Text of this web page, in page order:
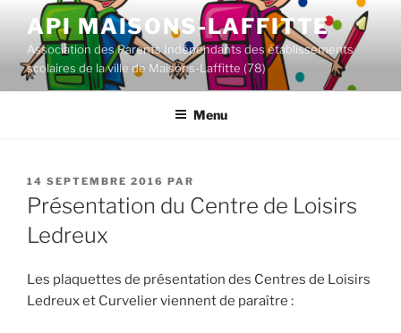
contenu
principal
API MAISONS-LAFFITTE
Association des Parents Indépendants des établissements
scolaires de la ville de Maisons-Laffitte (78)
Menu
PUBLIÉ
LE
14 SEPTEMBRE 2016 PAR
Présentation du Centre de Loisirs
Ledreux
Les plaquettes de présentation des Centres de Loisirs
Ledreux et Curvelier viennent de paraître :